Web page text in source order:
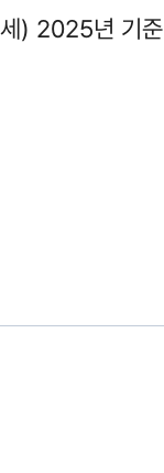
) 2025년 기준